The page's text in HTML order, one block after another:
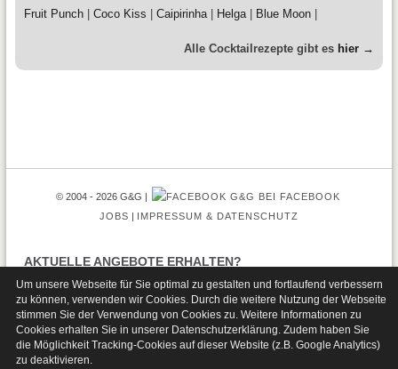
Fruit Punch| Coco Kiss Caipirinha| Helga| Blue Moon|
Alle Cocktailrezepte gibt es hier →
© 2004 - 2026 G&G
G&G BEI FACEBOOK
JOBS
IMPRESSUM & DATENSCHUTZ
AKTUELLE ANGEBOTE ERHALTEN?
Um unsere Webseite für Sie optimal zu gestalten und fortlaufend verbessern
zu können, verwenden wir Cookies. Durch die weitere Nutzung der Webseite
stimmen Sie der Verwendung von Cookies zu. Weitere Informationen zu
Cookies erhalten Sie in unserer Datenschutzerklärung . Zudem haben Sie
die Möglichkeit Tracking-Cookies auf dieser Website (z.B. Google Analytics)
zu deaktivieren.